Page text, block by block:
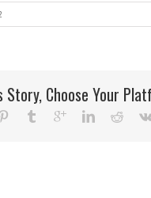
Story, Choose Your